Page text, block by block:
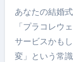
あなたの結婚
「プラコレウ
サービスかも
変」という常